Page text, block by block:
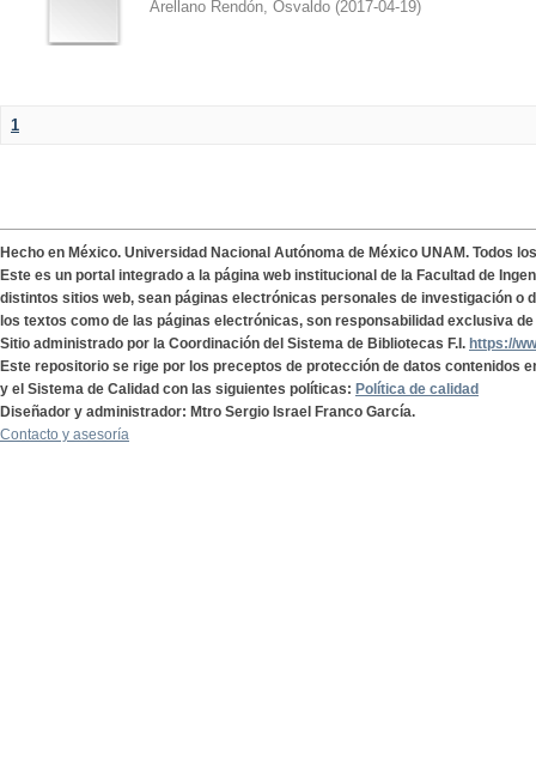
Arellano Rendón, Osvaldo (2017-04-19)
1
Hecho en México. Universidad Nacional Autónoma de México UNAM. Todos
Este es un portal integrado a la página web institucional de la Facultad de
distintos sitios web, sean páginas electrónicas personales de investigación o
los textos como de las páginas electrónicas, son responsabilidad exclusiva
Sitio administrado por la Coordinación del Sistema de Bibliotecas F.I. https://
Este repositorio se rige por los preceptos de protección de datos contenidos
y el Sistema de Calidad con las siguientes políticas: Política de calidad
Diseñador y administrador: Mtro Sergio Israel Franco García.
Contacto y asesoría